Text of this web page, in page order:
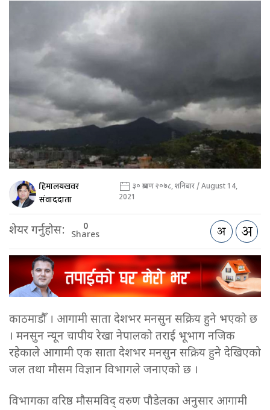
हिमालयखवर
संवाददाता
३० श्रावण २०७८, शनिबार / August 14,
2021
शेयर गर्नुहोस: 0
Shares
काठमाडौँ । आगामी साता देशभर मनसुन सक्रिय हुने भएको छ
। मनसुन न्यून चापीय रेखा नेपालको तराई भूभाग नजिक
रहेकाले आगामी एक साता देशभर मनसुन सक्रिय हुने देखिएको
जल तथा मौसम विज्ञान विभागले जनाएको छ ।
विभागका वरिष्ठ मौसमविद् वरुण पौडेलका अनुसार आगामी